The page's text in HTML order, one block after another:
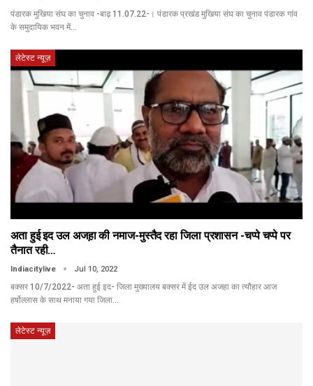
पंडारक मुखिया संघ का चुनाव -बाढ़ 11.07.22-। पंडारक प्रखंड मुखिया संघ का चुनाव पंडारक गांव
के समुदायिक भवन में…
लेटेस्ट न्यूज़
अता हुई इद उल अजह़ा की नमाज-मुस्तैद रहा जिला प्रशासन -चप्पे चप्पे पर
तैनात रही…
Indiacitylive Jul 10, 2022
बक्सर 10/7/2022- अता हुई इद- जिला मुख्यालय बक्सर में ईद उल अजहा का त्यौहार आज
हर्षोल्लास के साथ मनाया गया जिला…
लेटेस्ट न्यूज़